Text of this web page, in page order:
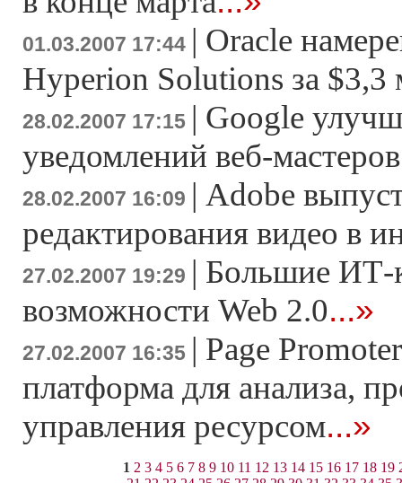
01.03.2007 17:44 | Oracle
Hyperion Solutions за
28.02.2007 17:15 | Google
уведомлений веб-мастеров
28.02.2007 16:09 | Adobe
редактирования видео в
27.02.2007 19:29 | Большие ИТ-
возможности Web 2.0...»
27.02.2007 16:35 | Page
платформа для анализа,
управления ресурсом...»
1 2 3 4 5 6 7 8 9 10 11 12 13 14 15 16 17 18 19